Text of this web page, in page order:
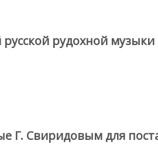
рудохной
Г. Свиридовым для